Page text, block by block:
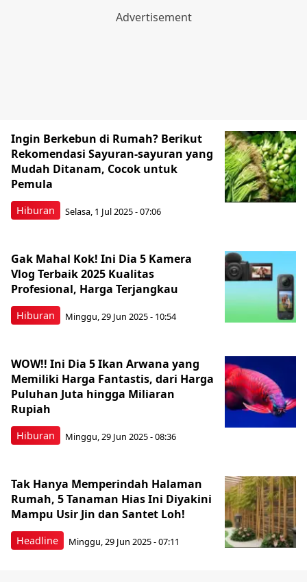
Hiburan
Ingin Berkebun di Rumah? Berikut
Rekomendasi Sayuran-sayuran yang
Mudah Ditanam, Cocok untuk
Pemula
Selasa, 1 Jul 2025 - 07:06
Hiburan
Gak Mahal Kok! Ini Dia 5 Kamera
Vlog Terbaik 2025 Kualitas
Profesional, Harga Terjangkau
Minggu, 29 Jun 2025 - 10:54
Hiburan
WOW!! Ini Dia 5 Ikan Arwana yang
Memiliki Harga Fantastis, dari Harga
Puluhan Juta hingga Miliaran
Rupiah
Minggu, 29 Jun 2025 - 08:36
Headline
Tak Hanya Memperindah Halaman
Rumah, 5 Tanaman Hias Ini Diyakini
Mampu Usir Jin dan Santet Loh!
Minggu, 29 Jun 2025 - 07:11